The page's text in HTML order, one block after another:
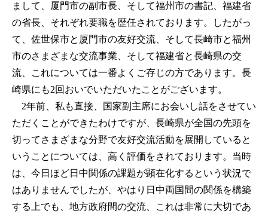
まして、厦門市の副市長、そして福州市の書記、福建省
の省長、それぞれ要職を歴任されております。したがっ
て、佐世保市と厦門市の友好交流、そして長崎市と福州
市のさまざまな交流事業、そして福建省と長崎県の交
流、これについては一番よくご存じの方であります。長
崎県にも2回おいでいただいたことがございます。
2年前、私も直接、国家副主席にお会いし話をさせてい
ただくことができたわけですが、長崎県が全国の先頭を
切ってさまざまな分野で友好交流活動を展開していると
いうことについては、高く評価をされております。当時
は、今日ほど日中関係の課題が顕在化するという状況で
はありませんでしたが、やはり日中両国間の関係を構築
する上でも、地方政府間の交流、これは非常に大切であ